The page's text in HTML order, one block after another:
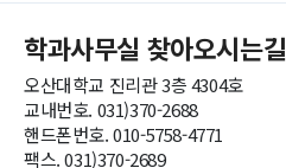
학과사무실 찾아오시는길
오산대학교 진리관 3층 4304호
교내번호. 031)370-2688
핸드폰번호. 010-5758-4771
팩스. 031)370-2689